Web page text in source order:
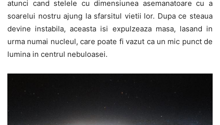
atunci cand stelele cu dimensiunea asemanatoare cu a
soarelui nostru ajung la sfarsitul vietii lor. Dupa ce steaua
devine instabila, aceasta isi expulzeaza masa, lasand in
urma numai nucleul, care poate fi vazut ca un mic punct de
lumina in centrul nebuloasei.